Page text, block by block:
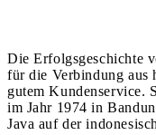
Die Erfolgsgeschichte
für die Verbindung aus
gutem Kundenservice.
im Jahr 1974 in
Java auf der